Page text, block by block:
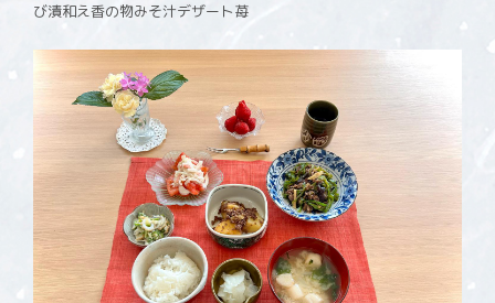
び漬和え香の物みそ汁デザート苺